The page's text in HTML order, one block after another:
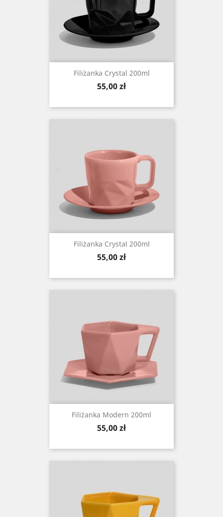
Filiżanka Crystal 200ml
Cena
55,00 zł
Filiżanka Crystal 200ml
Cena
55,00 zł
Filiżanka Modern 200ml
Cena
55,00 zł